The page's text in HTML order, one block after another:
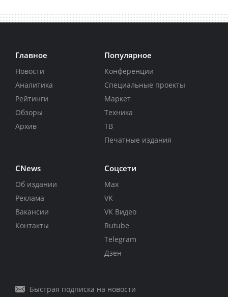
Главное
Новости
Аналитика
Рейтинги
Обзоры
Архив
Популярное
Конференции
Специальные проекты
Маркет
Техника
ТВ
Печатные издания
CNews
Об издании
Реклама
Вакансии
Контакты
Соцсети
Max
VK
VK Видео
Rutube
Telegram
Дзен
Быстрая подписка на новости